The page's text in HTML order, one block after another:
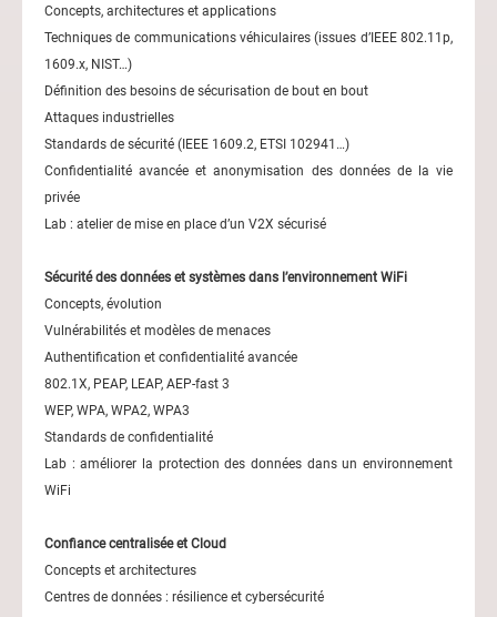
Concepts, architectures et applications
Techniques de communications véhiculaires (issues d’IEEE 802.11p,
1609.x, NIST…)
Définition des besoins de sécurisation de bout en bout
Attaques industrielles
Standards de sécurité (IEEE 1609.2, ETSI 102941…)
Confidentialité avancée et anonymisation des données de la vie
privée
Lab : atelier de mise en place d’un V2X sécurisé
Sécurité des données et systèmes dans l’environnement WiFi
Concepts, évolution
Vulnérabilités et modèles de menaces
Authentification et confidentialité avancée
802.1X, PEAP, LEAP, AEP-fast 3
WEP, WPA, WPA2, WPA3
Standards de confidentialité
Lab : améliorer la protection des données dans un environnement
WiFi
Confiance centralisée et Cloud
Concepts et architectures
Centres de données : résilience et cybersécurité